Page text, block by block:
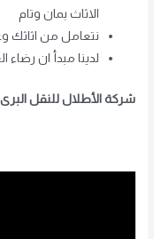
الاثاث بمان وتام
نتعامل من
لدينا مبدأ ان
شركة الأطلال للنقل